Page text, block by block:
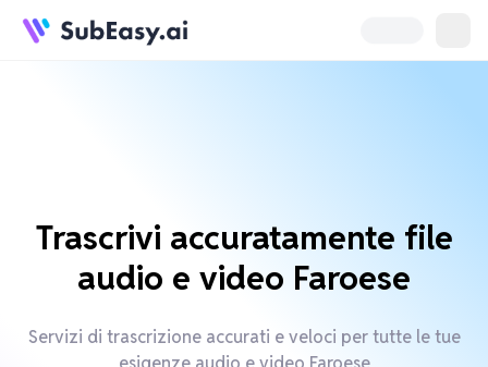
Trascrivi accuratamente file
audio e video Faroese
Servizi di trascrizione accurati e veloci per tutte le tue